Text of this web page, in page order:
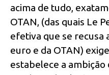
acima de tudo,
OTAN, (das quais Le
efetiva que se recusa
euro e da OTAN)
estabelece a